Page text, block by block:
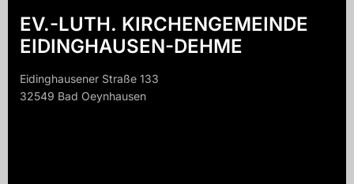
EV.-LUTH. KIRCHENGEMEINDE
EIDINGHAUSEN-DEHME
Eidinghausener Straße 133
32549 Bad Oeynhausen